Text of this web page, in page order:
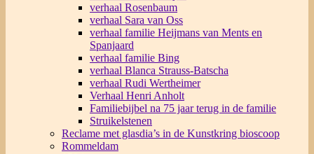
verhaal Rosenbaum
verhaal Sara van Oss
verhaal familie Heijmans van Ments en
Spanjaard
verhaal familie Bing
verhaal Blanca Strauss-Batscha
verhaal Rudi Wertheimer
Verhaal Henri Anholt
Familiebijbel na 75 jaar terug in de familie
Struikelstenen
Reclame met glasdia’s in de Kunstkring bioscoop
Rommeldam